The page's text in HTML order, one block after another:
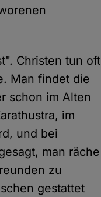
Christen tun oft
Man findet die
schon im Alten
im
und bei
man räche
zu
gestattet